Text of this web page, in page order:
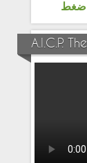
اضغط
A.I.C.P.